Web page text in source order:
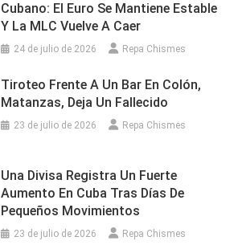
Cubano: El Euro Se Mantiene Estable
Y La MLC Vuelve A Caer
24 de julio de 2026 Repa Chismes
Tiroteo Frente A Un Bar En Colón,
Matanzas, Deja Un Fallecido
23 de julio de 2026 Repa Chismes
Una Divisa Registra Un Fuerte
Aumento En Cuba Tras Días De
Pequeños Movimientos
23 de julio de 2026 Repa Chismes